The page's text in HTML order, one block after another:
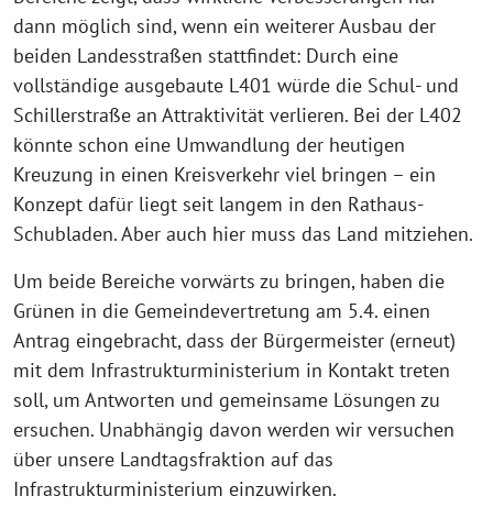
dann möglich sind, wenn ein weiterer Ausbau der
beiden Landesstraßen stattfindet: Durch eine
vollständige ausgebaute L401 würde die Schul- und
Schillerstraße an Attraktivität verlieren. Bei der L402
könnte schon eine Umwandlung der heutigen
Kreuzung in einen Kreisverkehr viel bringen – ein
Konzept dafür liegt seit langem in den Rathaus-
Schubladen. Aber auch hier muss das Land mitziehen.
Um beide Bereiche vorwärts zu bringen, haben die
Grünen in die Gemeindevertretung am 5.4. einen
Antrag eingebracht, dass der Bürgermeister (erneut)
mit dem Infrastrukturministerium in Kontakt treten
soll, um Antworten und gemeinsame Lösungen zu
ersuchen. Unabhängig davon werden wir versuchen
über unsere Landtagsfraktion auf das
Infrastrukturministerium einzuwirken.